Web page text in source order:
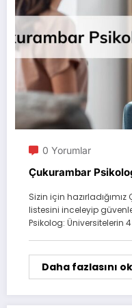
0 Yorumlar
Çukurambar
Sizin için
listesini inceleyip
Psikolog: Üniversitelerin 4
Daha fazlasını